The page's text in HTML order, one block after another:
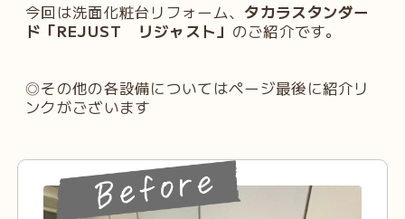
今回は洗面化粧台リフォーム、 タカラスタンダー
ド「REJUST リジャスト」 のご紹介です。
◎その他の各設備についてはページ最後に紹介リ
ンクがございます